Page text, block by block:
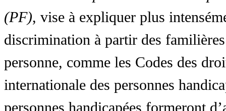
(PF), vise à expliquer plus
discrimination à partir des
personne, comme les Codes des
internationale des personnes
personnes handicapées formeront